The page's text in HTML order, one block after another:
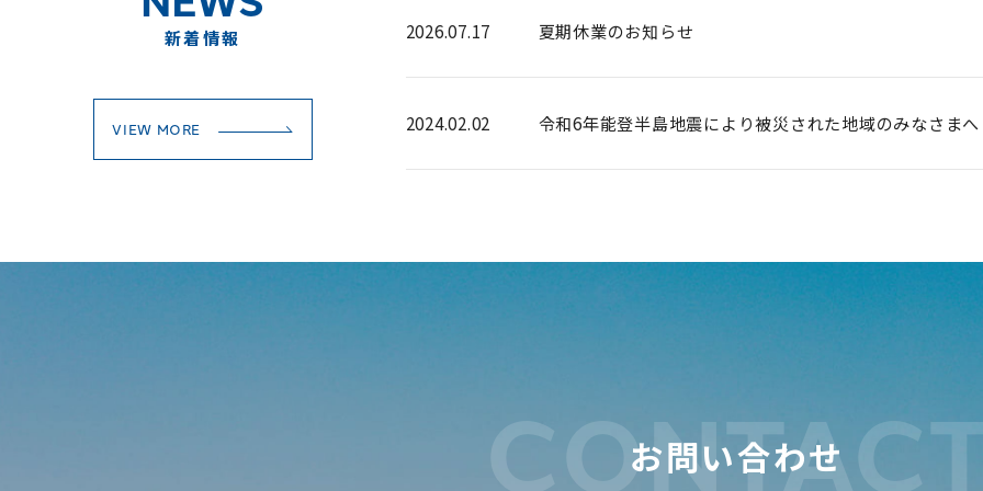
新着情報
VIEW MORE
2026.07.17 夏期休業のお知らせ
2024.02.02 令和6年能登半島地震により被災された地域のみなさまへ
お問い合わせ